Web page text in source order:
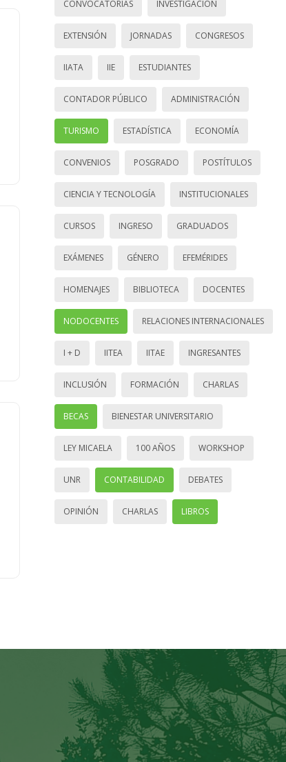
CONVOCATORIAS INVESTIGACIÓN
EXTENSIÓN JORNADAS CONGRESOS
IIATA IIE ESTUDIANTES
CONTADOR PÚBLICO ADMINISTRACIÓN
TURISMO ESTADÍSTICA ECONOMÍA
CONVENIOS POSGRADO POSTÍTULOS
CIENCIA Y TECNOLOGÍA INSTITUCIONALES
CURSOS INGRESO GRADUADOS
EXÁMENES GÉNERO EFEMÉRIDES
HOMENAJES BIBLIOTECA DOCENTES
NODOCENTES RELACIONES INTERNACIONALES
I + D IITEA IITAE INGRESANTES
INCLUSIÓN FORMACIÓN CHARLAS
BECAS BIENESTAR UNIVERSITARIO
LEY MICAELA 100 AÑOS WORKSHOP
UNR CONTABILIDAD DEBATES
OPINIÓN CHARLAS LIBROS